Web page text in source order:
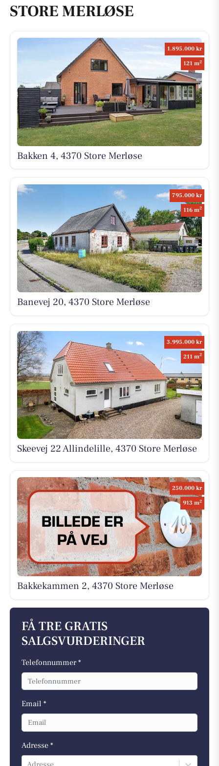
STORE MERLØSE
1.895.000 kr
121 m2
Bakken 4, 4370 Store Merløse
795.000 kr
116 m2
Banevej 20, 4370 Store Merløse
3.995.000 kr
211 m2
Skeevej 22 Allindelille, 4370 Store Merløse
250.000 kr
913 m2
Bakkekammen 2, 4370 Store Merløse
FÅ TRE GRATIS
SALGSVURDERINGER
Telefonnummer *
Email *
Adresse *